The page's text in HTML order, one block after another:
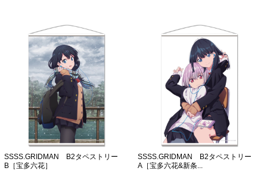
SSSS.GRIDMAN B2タペストリー
B［宝多六花］
SSSS.GRIDMAN B2タペストリー
A［宝多六花&新条...